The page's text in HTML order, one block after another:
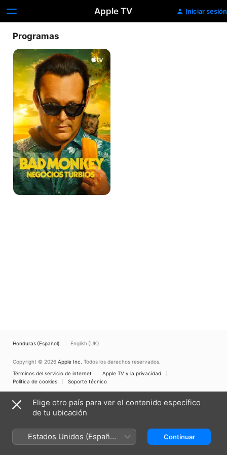
Apple TV Iniciar sesión
Programas
Bad
Monkey:
negocios
turbios
Honduras (Español) English (UK)
Copyright © 2026 Apple Inc. Todos los derechos reservados.
Términos del servicio de internet
Apple TV y la privacidad
Política de cookies
Soporte técnico
Elige otro país para ver el contenido específico
de tu ubicación
Estados Unidos (Español
México)
Continuar